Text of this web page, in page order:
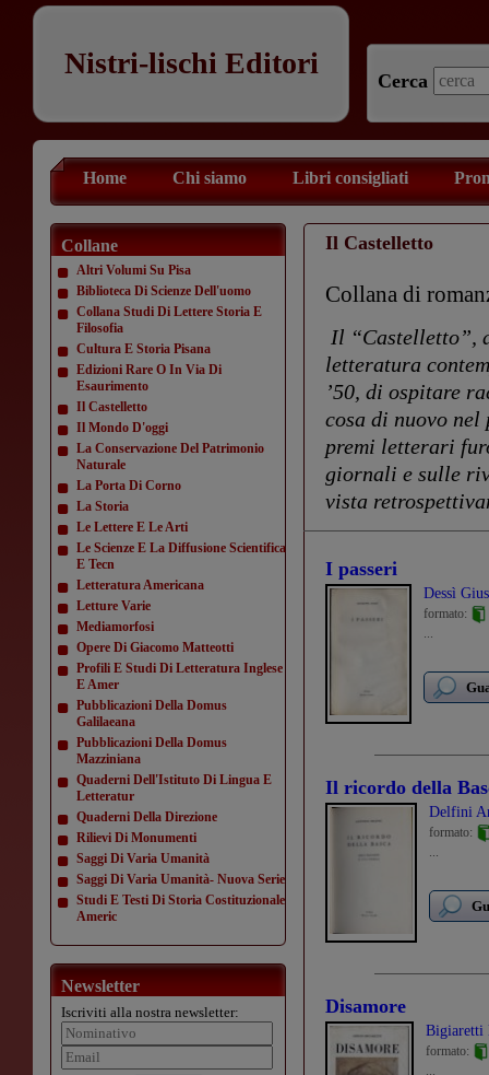
Nistri-lischi Editori
Cerca
Home Chi siamo Libri consigliati
Collane
Altri Volumi Su Pisa
Biblioteca Di Scienze Dell'uomo
Collana Studi Di Lettere Storia E
Filosofia
Cultura E Storia Pisana
Edizioni Rare O In Via Di
Esaurimento
Il Castelletto
Il Mondo D'oggi
La Conservazione Del Patrimonio
Naturale
La Porta Di Corno
La Storia
Le Lettere E Le Arti
Le Scienze E La Diffusione Scientifica
E Tecn
Letteratura Americana
Letture Varie
Mediamorfosi
Opere Di Giacomo Matteotti
Profili E Studi Di Letteratura Inglese
E Amer
Pubblicazioni Della Domus
Galilaeana
Pubblicazioni Della Domus
Mazziniana
Quaderni Dell'Istituto Di Lingua E
Letteratur
Quaderni Della Direzione
Rilievi Di Monumenti
Saggi Di Varia Umanità
Saggi Di Varia Umanità- Nuova Serie
Studi E Testi Di Storia Costituzionale
Americ
Newsletter
Iscriviti alla nostra newsletter:
Il Castelletto
Collana di
Il “Castelletto”,
letteratura
’50, di ospitare
cosa di nuovo
premi letterari
giornali e sulle
vista
I passeri
Dessì
formato:
...
Il ricordo della
Delfini
formato:
...
Disamore
Bigiaretti
formato:
...